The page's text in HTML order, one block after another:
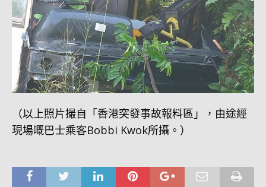
（以上照片撮自「香港突發事故報料區」，由途經
現場嘅巴士乘客Bobbi Kwok所攝。）